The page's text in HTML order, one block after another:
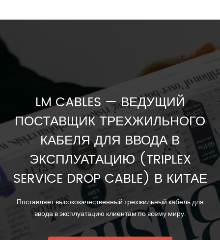
LM CABLES — ВЕДУЩИЙ
ПОСТАВЩИК ТРЕХЖИЛЬНОГО
КАБЕЛЯ ДЛЯ ВВОДА В
ЭКСПЛУАТАЦИЮ (TRIPLEX
SERVICE DROP CABLE) В КИТАЕ
Поставляет высококачественный трехжильный кабель для
ввода в эксплуатацию клиентам по всему миру.